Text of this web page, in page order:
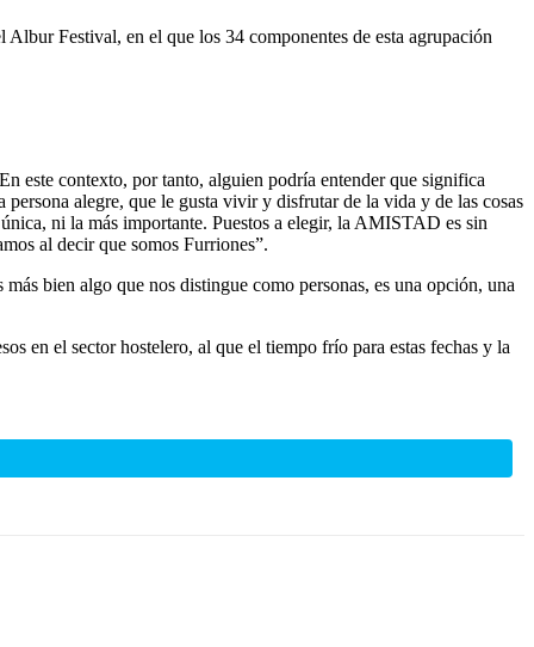
Festival, en el que los 34 componentes de esta agrupación
este contexto, por tanto, alguien podría entender que significa
alegre, que le gusta vivir y disfrutar de la vida y de las cosas
ni la más importante. Puestos a elegir, la AMISTAD es sin
al decir que somos Furriones”.
bien algo que nos distingue como personas, es una opción, una
en el sector hostelero, al que el tiempo frío para estas fechas y la